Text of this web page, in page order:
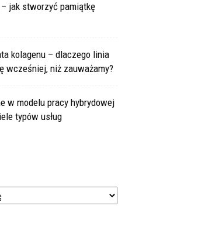
jak stworzyć pamiątkę
kolagenu – dlaczego linia
wcześniej, niż zauważamy?
w modelu pracy hybrydowej
typów usług